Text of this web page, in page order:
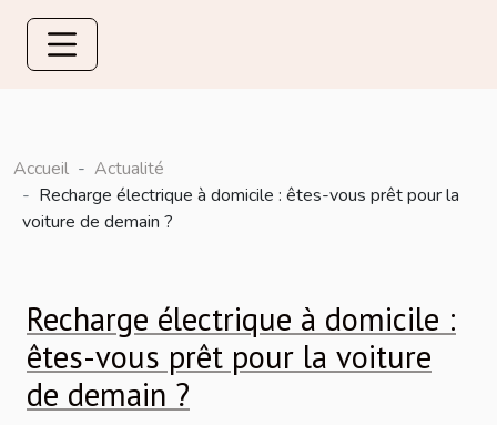
Accueil
Actualité
Recharge électrique à domicile : êtes-vous prêt pour la
voiture de demain ?
Recharge électrique à domicile :
êtes-vous prêt pour la voiture
de demain ?